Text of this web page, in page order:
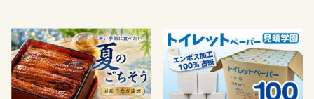
レ 伊豆 静岡県 三島市
用丑の日 うな重 うな丼 惣菜
鰻重 プレゼント 贈り物 ギフ
ト 期間限定 すみの坊 三島う
なぎ 三嶋うなぎ 静岡県 三島